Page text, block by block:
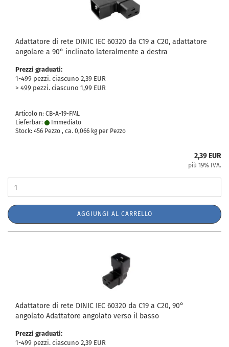
Adattatore di rete DINIC IEC 60320 da C19 a C20, adattatore
angolare a 90° inclinato lateralmente a destra
Prezzi graduati:
1-499 pezzi. ciascuno 2,39 EUR
> 499 pezzi. ciascuno 1,99 EUR
Articolo n: CB-A-19-FML
Lieferbar:
Immediato
Stock: 456 Pezzo , ca. 0,066 kg per Pezzo
2,39 EUR
più 19% IVA.
AGGIUNGI AL CARRELLO
Adattatore di rete DINIC IEC 60320 da C19 a C20, 90°
angolato Adattatore angolato verso il basso
Prezzi graduati:
1-499 pezzi. ciascuno 2,39 EUR